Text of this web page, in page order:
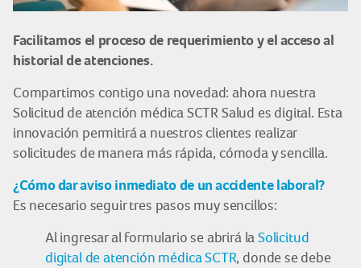
Facilitamos el proceso de requerimiento y el acceso al
historial de atenciones.
Compartimos contigo una novedad: ahora nuestra
Solicitud de atención médica SCTR Salud es digital. Esta
innovación permitirá a nuestros clientes realizar
solicitudes de manera más rápida, cómoda y sencilla.
¿Cómo dar aviso inmediato de un accidente laboral?
Es necesario seguir tres pasos muy sencillos:
Al ingresar al formulario se abrirá la Solicitud
digital de atención médica SCTR, donde se debe